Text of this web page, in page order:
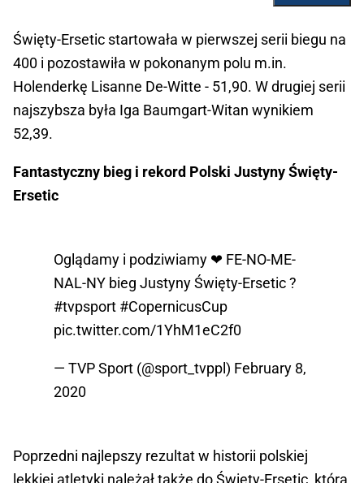
Święty-Ersetic startowała w pierwszej serii biegu na
400 i pozostawiła w pokonanym polu m.in.
Holenderkę Lisanne De-Witte - 51,90. W drugiej serii
najszybsza była Iga Baumgart-Witan wynikiem
52,39.
Fantastyczny bieg i rekord Polski Justyny Święty-
Ersetic
Oglądamy i podziwiamy ❤ FE-NO-ME-
NAL-NY bieg Justyny Święty-Ersetic ?
#tvpsport #CopernicusCup
pic.twitter.com/1YhM1eC2f0
— TVP Sport (@sport_tvppl) February 8,
2020
Poprzedni najlepszy rezultat w historii polskiej